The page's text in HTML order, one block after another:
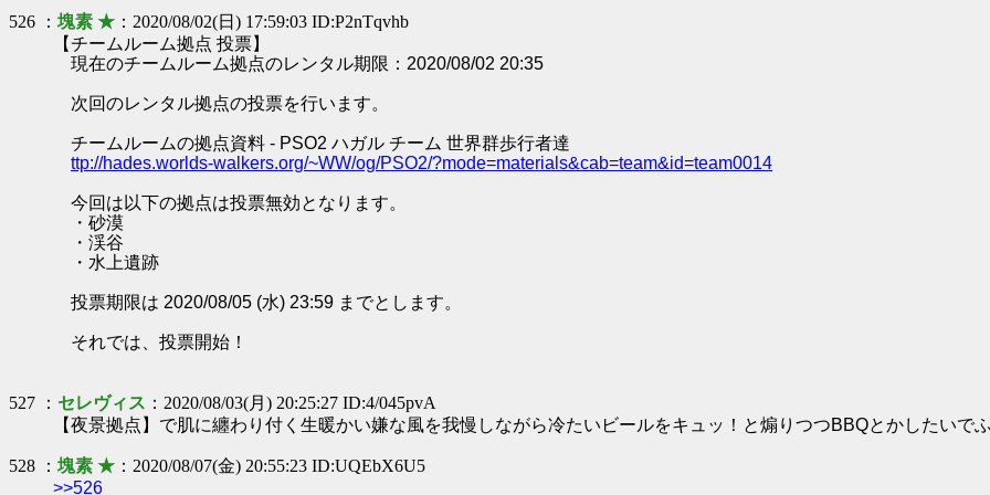
526 ： 塊素 ★ ：2020/08/02(日) 17:59:03 ID:P2nTqvhb
【チームルーム拠点 投票】
現在のチームルーム拠点のレンタル期限：2020/08/02 20:35
次回のレンタル拠点の投票を行います。
チームルームの拠点資料 - PSO2 ハガル チーム 世界群歩行者達
ttp://hades.worlds-walkers.org/~WW/og/PSO2/?mode=materials&cab=team&id=team0014
今回は以下の拠点は投票無効となります。
・砂漠
・渓谷
・水上遺跡
投票期限は 2020/08/05 (水) 23:59 までとします。
それでは、投票開始！
527 ： セレヴィス ：2020/08/03(月) 20:25:27 ID:4/045pvA
【夜景拠点】で肌に纏わり付く生暖かい嫌な風を我慢しながら冷たいビールをキュッ！と煽りつつBBQとかしたいで
528 ： 塊素 ★ ：2020/08/07(金) 20:55:23 ID:UQEbX6U5
>>526